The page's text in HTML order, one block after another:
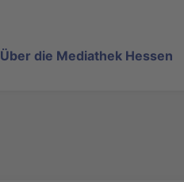
Über die Mediathek Hessen